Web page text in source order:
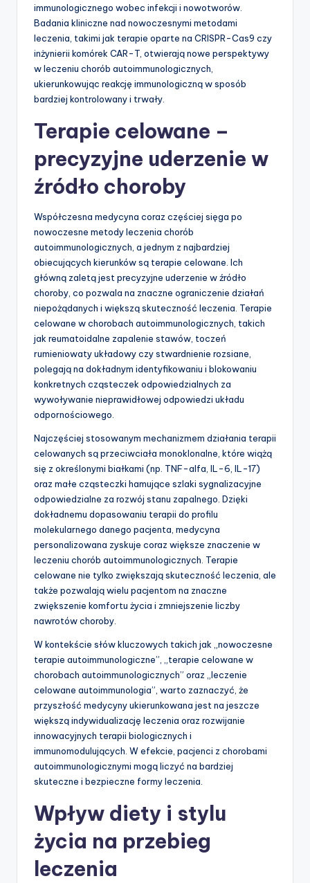
immunologicznego wobec infekcji i nowotworów.
Badania kliniczne nad nowoczesnymi metodami
leczenia, takimi jak terapie oparte na CRISPR-Cas9 czy
inżynierii komórek CAR-T, otwierają nowe perspektywy
w leczeniu chorób autoimmunologicznych,
ukierunkowując reakcję immunologiczną w sposób
bardziej kontrolowany i trwały.
Terapie celowane –
precyzyjne uderzenie w
źródło choroby
Współczesna medycyna coraz częściej sięga po
nowoczesne metody leczenia chorób
autoimmunologicznych, a jednym z najbardziej
obiecujących kierunków są terapie celowane. Ich
główną zaletą jest precyzyjne uderzenie w źródło
choroby, co pozwala na znaczne ograniczenie działań
niepożądanych i większą skuteczność leczenia. Terapie
celowane w chorobach autoimmunologicznych, takich
jak reumatoidalne zapalenie stawów, toczeń
rumieniowaty układowy czy stwardnienie rozsiane,
polegają na dokładnym identyfikowaniu i blokowaniu
konkretnych cząsteczek odpowiedzialnych za
wywoływanie nieprawidłowej odpowiedzi układu
odpornościowego.
Najczęściej stosowanym mechanizmem działania terapii
celowanych są przeciwciała monoklonalne, które wiążą
się z określonymi białkami (np. TNF-alfa, IL-6, IL-17)
oraz małe cząsteczki hamujące szlaki sygnalizacyjne
odpowiedzialne za rozwój stanu zapalnego. Dzięki
dokładnemu dopasowaniu terapii do profilu
molekularnego danego pacjenta, medycyna
personalizowana zyskuje coraz większe znaczenie w
leczeniu chorób autoimmunologicznych. Terapie
celowane nie tylko zwiększają skuteczność leczenia, ale
także pozwalają wielu pacjentom na znaczne
zwiększenie komfortu życia i zmniejszenie liczby
nawrotów choroby.
W kontekście słów kluczowych takich jak „nowoczesne
terapie autoimmunologiczne”, „terapie celowane w
chorobach autoimmunologicznych” oraz „leczenie
celowane autoimmunologia”, warto zaznaczyć, że
przyszłość medycyny ukierunkowana jest na jeszcze
większą indywidualizację leczenia oraz rozwijanie
innowacyjnych terapii biologicznych i
immunomodulujących. W efekcie, pacjenci z chorobami
autoimmunologicznymi mogą liczyć na bardziej
skuteczne i bezpieczne formy leczenia.
Wpływ diety i stylu
życia na przebieg
leczenia